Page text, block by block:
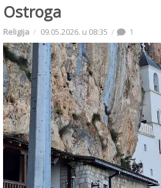
Ostroga
Religija 09.05.2026. u 08:35 1